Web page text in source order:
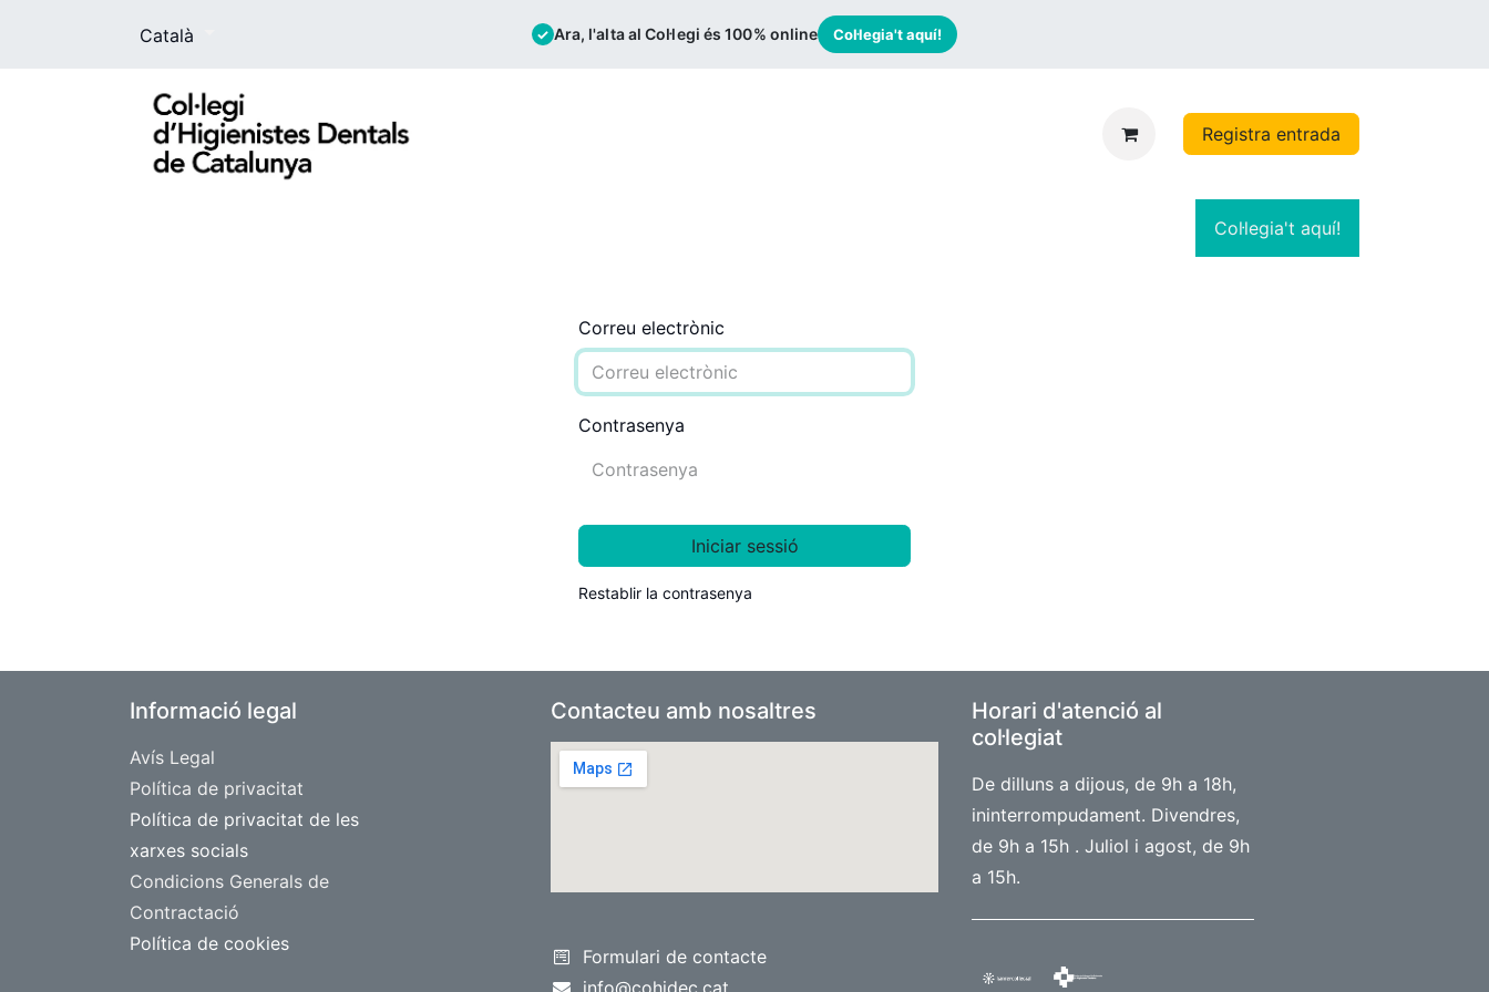
Català ✓ Ara, l'alta al Col·legi és 100% online Col·legia't aquí!
Registra entrada
Col·legia't aquí!
Correu electrònic
Contrasenya
Iniciar sessió
Restablir la contrasenya
Informació legal
Avís Legal
​Política de privacitat
Política de privacitat de les
xarxes socials
Condicions Generals de
Contractació
Política de cookies
Contacteu amb nosaltres
Formulari de contacte
info@cohidec.cat
Horari d'atenció al
col·legiat
De dilluns a dijous, de 9h a 18h,
ininterrompudament. Divendres,
de 9h a 15h . Juliol i agost, de 9h
a 15h.